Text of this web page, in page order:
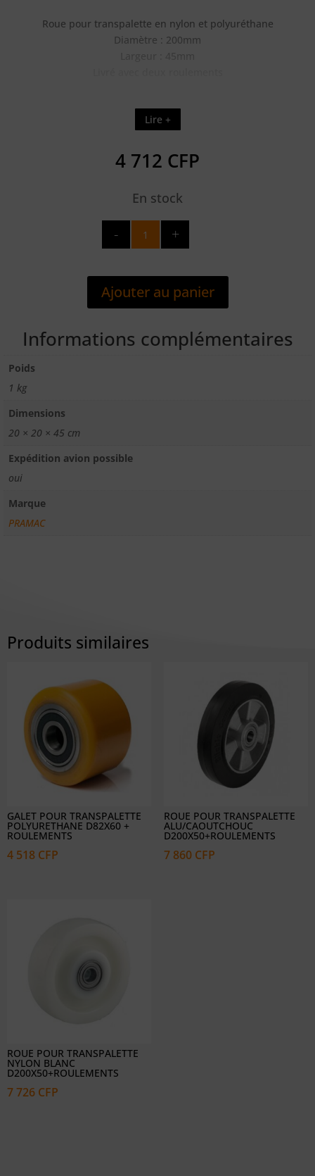
Roue pour transpalette en nylon et polyuréthane
Diamètre : 200mm
Lire +
4 712 CFP
En stock
quantité
POUR
TRANSPALETTE
NYLON/POLYURETHANE
Ajouter au panier
Informations complémentaires
Poids
1 kg
Dimensions
20 × 20 × 45 cm
Expédition avion possible
oui
Marque
PRAMAC
Produits similaires
GALET POUR TRANSPALETTE
POLYURETHANE D82X60 +
ROULEMENTS
4 518 CFP
ROUE POUR TRANSPALETTE
ALU/CAOUTCHOUC
D200X50+ROULEMENTS
7 860 CFP
ROUE POUR TRANSPALETTE
NYLON BLANC
D200X50+ROULEMENTS
7 726 CFP